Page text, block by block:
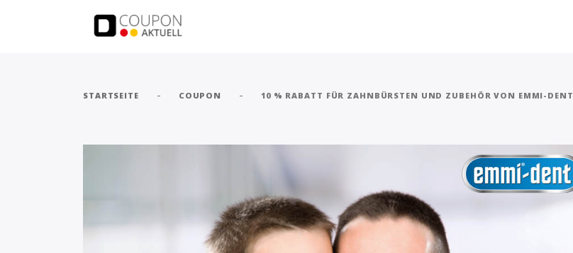
STARTSEITE - COUPON - 10 % RABATT FÜR ZAHNBÜRSTEN UND ZUBEHÖR VON EMMI-DENT